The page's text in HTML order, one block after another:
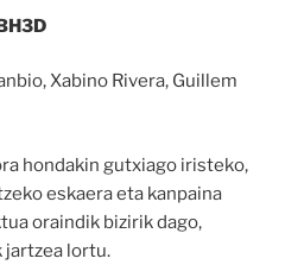
Xabino Rivera, Guillem
hondakin gutxiago iristeko,
eskaera eta kanpaina
oraindik bizirik dago,
jartzea lortu.